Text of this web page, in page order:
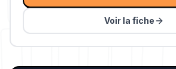
Voir la fiche